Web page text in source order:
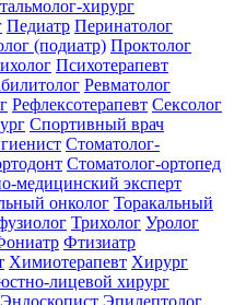
хирург
Педиатр Перинатолог
(подиатр) Проктолог
Психотерапевт
Ревматолог
Рефлексотерапевт Сексолог
Спортивный врач
Стоматолог-
Стоматолог-ортопед
медицинский эксперт
онколог Торакальный
Трихолог Уролог
Фтизиатр
Химиотерапевт Хирург
лицевой хирург
Эндоскопист Эпилептолог